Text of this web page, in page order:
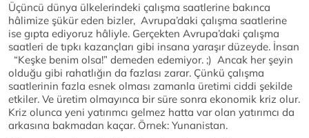
Üçüncü dünya ülkelerindeki çalışma saatlerine bakınca
hâlimize şükür eden bizler, Avrupa’daki çalışma saatlerine
ise gıpta ediyoruz hâliyle. Gerçekten Avrupa’daki çalışma
saatleri de tıpkı kazançları gibi insana yaraşır düzeyde. İnsan
“Keşke benim olsa!” demeden edemiyor. ;) Ancak her şeyin
olduğu gibi rahatlığın da fazlası zarar. Çünkü çalışma
saatlerinin fazla esnek olması zamanla üretimi ciddi şekilde
etkiler. Ve üretim olmayınca bir süre sonra ekonomik kriz olur.
Kriz olunca yeni yatırımcı gelmez hatta var olan yatırımcı da
arkasına bakmadan kaçar. Örnek: Yunanistan.